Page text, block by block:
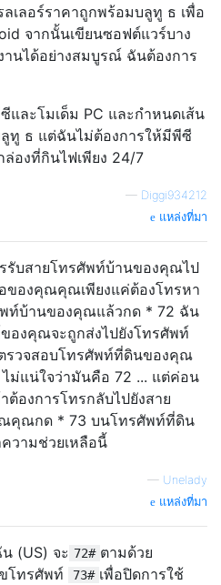
เลอร์ราคาถูกพร้อมบลูทู ธ เพื่อ
จากนั้นเขียนซอฟต์แวร์บาง
านได้อย่างสมบูรณ์ ฉันต้องการ
และโมเด็ม PC และกำหนดเส้น
ลูทู ธ แต่ฉันไม่ต้องการให้มีพีซี
องที่กินไฟเพียง 24/7
— Diggi934212
แหล่งที่มา
รับสายโทรศัพท์บ้านของคุณไป
ของคุณคุณเพียงแค่ต้องโทรหา
พท์บ้านของคุณแล้วกด * 72 ฉัน
องคุณจะถูกส่งไปยังโทรศัพท์
วจสอบโทรศัพท์ที่ดินของคุณ
ไม่แน่ใจว่ามันคือ 72 ... แต่ค่อน
ต้องการโทรกลับไปยังสาย
คุณกด * 73 บนโทรศัพท์ที่ดิน
วามช่วยเหลือนี้
— Unelady
แหล่งที่มา
(US) จะ 72# ตามด้วย
โทรศัพท์
73# เพื่อปิดการใช้